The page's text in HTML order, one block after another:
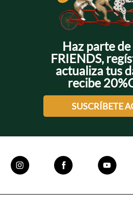
Haz parte de
FRIENDS,
actualiza tus
recibe
SUSCRÍBETE